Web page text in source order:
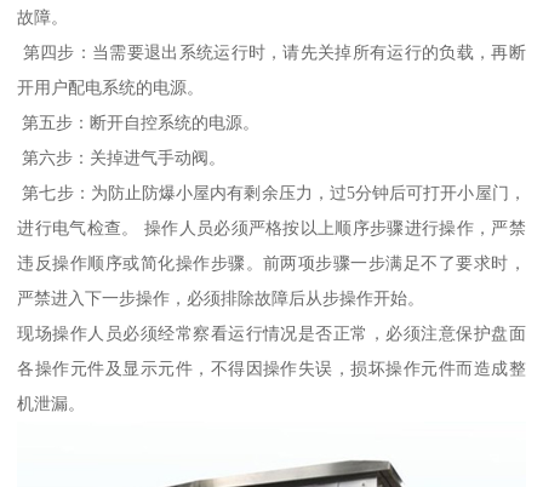
故障。
第四步：当需要退出系统运行时，请先关掉所有运行的负载，再断
开用户配电系统的电源。
第五步：断开自控系统的电源。
第六步：关掉进气手动阀。
第七步：为防止防爆小屋内有剩余压力，过5分钟后可打开小屋门，
进行电气检查。 操作人员必须严格按以上顺序步骤进行操作，严禁
违反操作顺序或简化操作步骤。前两项步骤一步满足不了要求时，
严禁进入下一步操作，必须排除故障后从步操作开始。
现场操作人员必须经常察看运行情况是否正常，必须注意保护盘面
各操作元件及显示元件，不得因操作失误，损坏操作元件而造成整
机泄漏。